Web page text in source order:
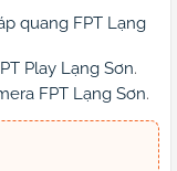
quang FPT Lạng
Play Lạng Sơn.
FPT Lạng Sơn.